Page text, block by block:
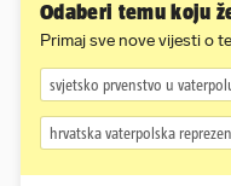
Odaberi temu koju
Primaj sve nove vijesti o
svjetsko prvenstvo u
hrvatska vaterpolska